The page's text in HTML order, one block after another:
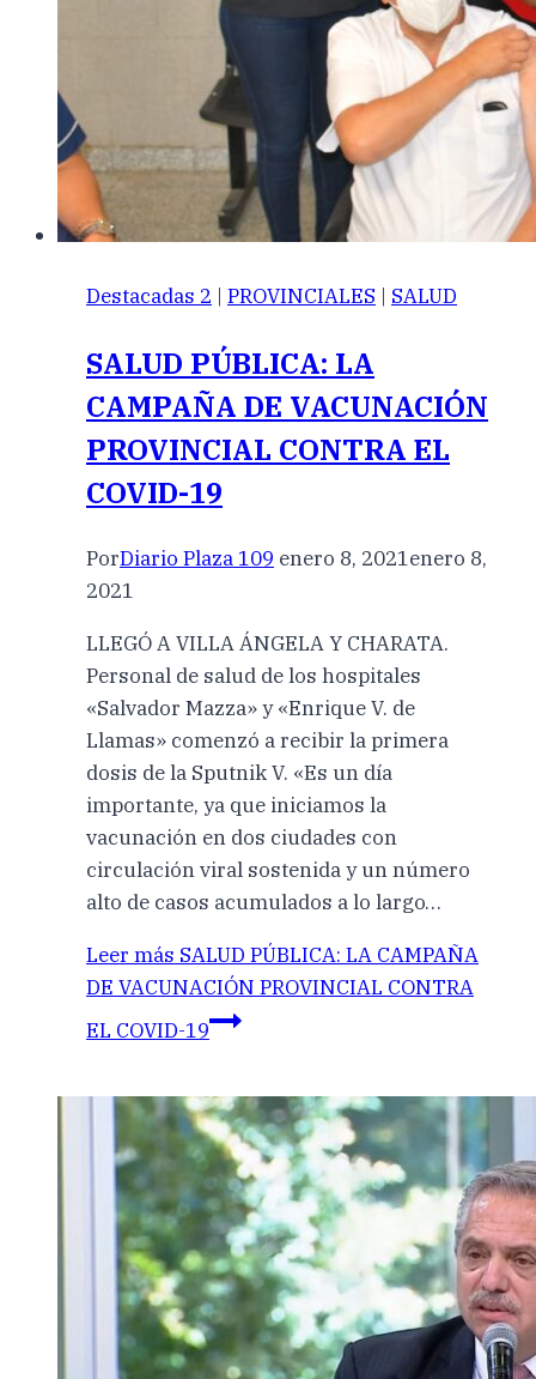
Destacadas 2 | PROVINCIALES | SALUD
SALUD PÚBLICA: LA
CAMPAÑA DE VACUNACIÓN
PROVINCIAL CONTRA EL
COVID-19
PorDiario Plaza 109 enero 8, 2021enero 8,
2021
LLEGÓ A VILLA ÁNGELA Y CHARATA.
Personal de salud de los hospitales
«Salvador Mazza» y «Enrique V. de
Llamas» comenzó a recibir la primera
dosis de la Sputnik V. «Es un día
importante, ya que iniciamos la
vacunación en dos ciudades con
circulación viral sostenida y un número
alto de casos acumulados a lo largo…
Leer más SALUD PÚBLICA: LA CAMPAÑA
DE VACUNACIÓN PROVINCIAL CONTRA
EL COVID-19